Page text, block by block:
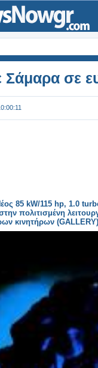
Σάμαρα σε
85 kW/115 hp, 1.0
πολιτισμένη
κινητήρων (GALLERY)